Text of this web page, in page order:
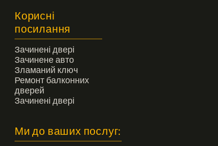
Корисні
посилання
Зачинені двері
Зачинене авто
Зламаний ключ
Ремонт балконних
дверей
Зачинені двері
Ми до ваших послуг: